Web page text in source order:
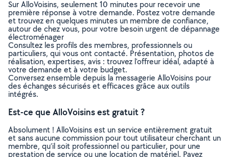
Sur AlloVoisins, seulement 10 minutes pour recevoir une
première réponse à votre demande. Postez votre demande
et trouvez en quelques minutes un membre de confiance,
autour de chez vous, pour votre besoin urgent de dépannage
électroménager
Consultez les profils des membres, professionnels ou
particuliers, qui vous ont contacté. Présentation, photos de
réalisation, expertises, avis : trouvez l'offreur idéal, adapté à
votre demande et à votre budget.
Conversez ensemble depuis la messagerie AlloVoisins pour
des échanges sécurisés et efficaces grâce aux outils
intégrés.
Est-ce que AlloVoisins est gratuit ?
Absolument ! AlloVoisins est un service entièrement gratuit
et sans aucune commission pour tout utilisateur cherchant un
membre, qu’il soit professionnel ou particulier, pour une
prestation de service ou une location de matériel. Payez